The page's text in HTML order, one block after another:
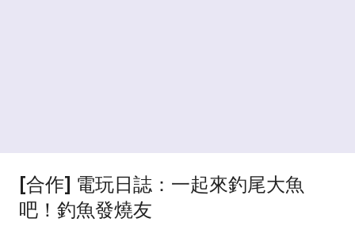
[合作] 電玩日誌：一起來釣尾大魚
吧！釣魚發燒友